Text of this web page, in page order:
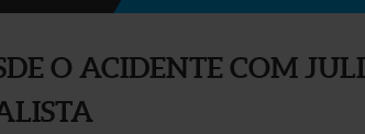
O ACIDENTE COM